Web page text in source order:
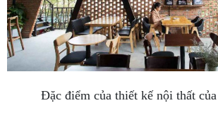
Đặc điểm của thiết kế nội thất